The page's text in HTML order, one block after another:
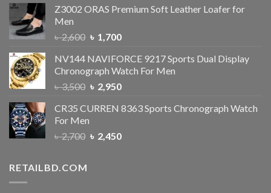
Z3002 ORAS Premium Soft Leather Loafer for
Men
৳2,600 ৳ 1,700
NV144 NAVIFORCE 9217 Sports Dual Display
Chronograph Watch For Men
৳3,500 ৳ 2,950
CR35 CURREN 8363 Sports Chronograph Watch
For Men
৳2,700 ৳ 2,450
RETAILBD.COM